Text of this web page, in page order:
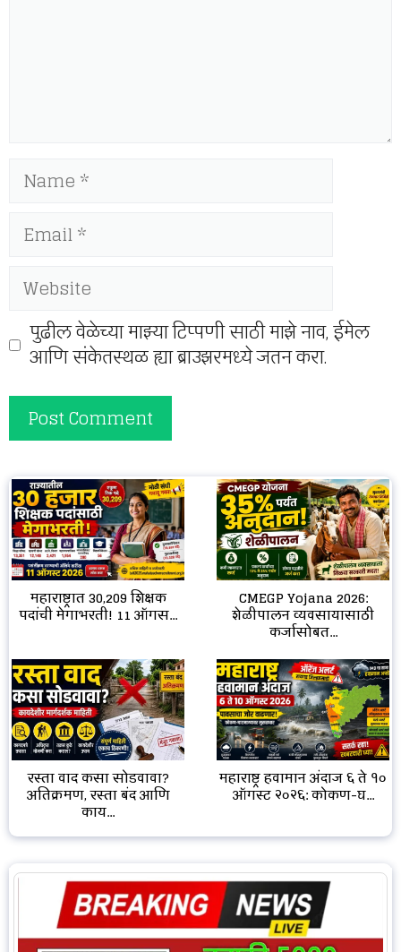
Name
Email
Website
पुढील वेळेच्या माझ्या टिप्पणी साठी माझे नाव, ईमेल
आणि संकेतस्थळ ह्या ब्राउझरमध्ये जतन करा.
महाराष्ट्रात 30,209 शिक्षक
पदांची मेगाभरती! 11 ऑगस...
CMEGP Yojana 2026:
शेळीपालन व्यवसायासाठी
कर्जासोबत...
रस्ता वाद कसा सोडवावा?
अतिक्रमण, रस्ता बंद आणि
काय...
महाराष्ट्र हवामान अंदाज ६ ते १०
ऑगस्ट २०२६: कोकण-घ...